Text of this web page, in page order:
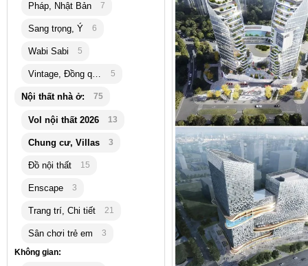
Pháp, Nhật Bản 7
Sang trọng, Ý 6
Wabi Sabi 5
Vintage, Đồng quê 5
Nội thất nhà ở: 75
Vol nội thất 2026 13
Chung cư, Villas 3
Đồ nội thất 15
Enscape 3
Trang trí, Chi tiết 21
Sân chơi trẻ em
3
Không gian: